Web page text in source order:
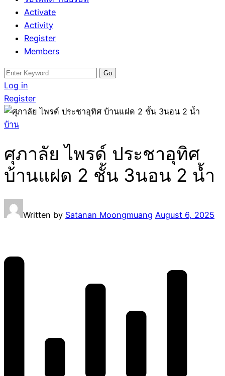
Activate
Activity
Register
Members
Search
for:
Log in
Register
บ้าน
ศุภาลัย ไพรด์ ประชาอุทิศ
บ้านแฝด 2 ชั้น 3นอน 2 น้ำ
Written by Satanan Moongmuang August 6, 2025